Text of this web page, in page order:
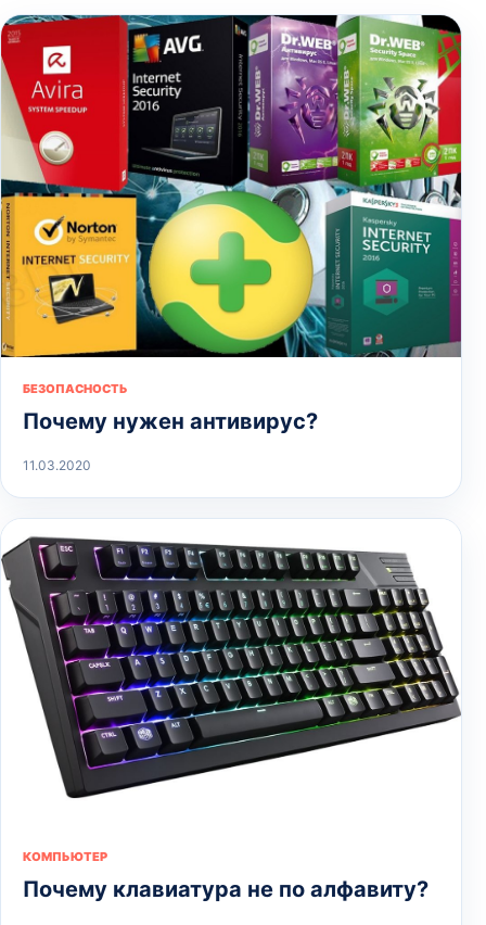
БЕЗОПАСНОСТЬ
Почему нужен антивирус?
11.03.2020
КОМПЬЮТЕР
Почему клавиатура не по алфавиту?